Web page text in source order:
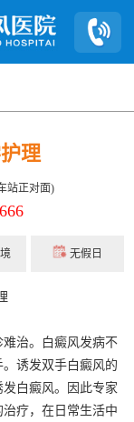
理
站正对面)
无假日
治。白癜风发病不
诱发双手白癜风的
白癜风。因此专家
疗，在日常生活中